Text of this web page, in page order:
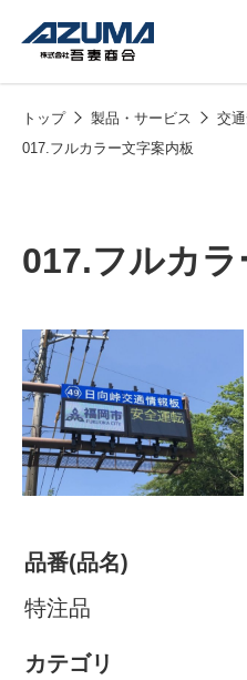
株式会社吾妻商会
社案内
製品・サービス
トップ 製品・サービス 交
017.フルカラー文字案内板
017.フルカ
品番(品名)
特注品
カテゴリ